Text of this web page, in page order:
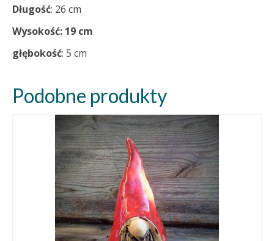
Długość: 26 cm
Wysokość: 19 cm
głębokość: 5 cm
Podobne produkty